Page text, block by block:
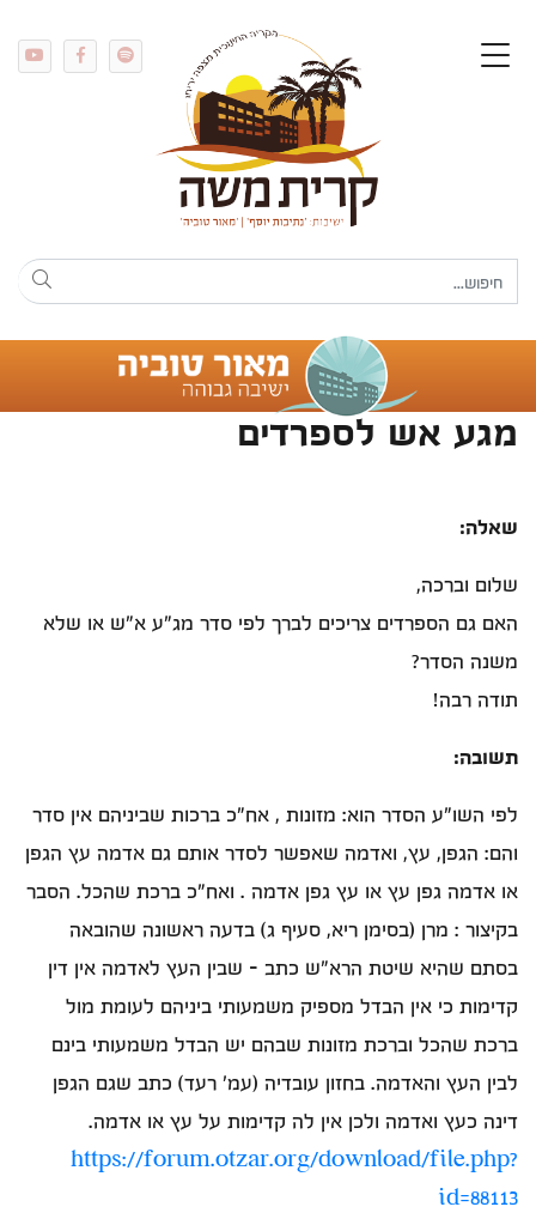
מגע אש לספרדים
שאלה:
שלום וברכה,
האם גם הספרדים צריכים לברך לפי סדר מג"ע א"ש או שלא
משנה הסדר?
תודה רבה!
תשובה:
לפי השו"ע הסדר הוא: מזונות , אח"כ ברכות שביניהם אין סדר
והם: הגפן, עץ, ואדמה שאפשר לסדר אותם גם אדמה עץ הגפן
או אדמה גפן עץ או עץ גפן אדמה . ואח"כ ברכת שהכל. הסבר
בקיצור : מרן (בסימן ריא, סעיף ג) בדעה ראשונה שהובאה
בסתם שהיא שיטת הרא"ש כתב - שבין העץ לאדמה אין דין
קדימות כי אין הבדל מספיק משמעותי ביניהם לעומת מול
ברכת שהכל וברכת מזונות שבהם יש הבדל משמעותי בינם
לבין העץ והאדמה. בחזון עובדיה (עמ' רעד) כתב שגם הגפן
דינה כעץ ואדמה ולכן אין לה קדימות על עץ או אדמה.
https://forum.otzar.org/download/file.php?
id=88113